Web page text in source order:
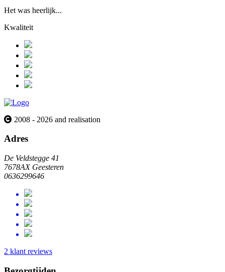
Het was heerlijk...
Kwaliteit
2008 - 2026 and realisation
Adres
De Veldstegge 41
7678AX Geesteren
0636299646
2 klant reviews